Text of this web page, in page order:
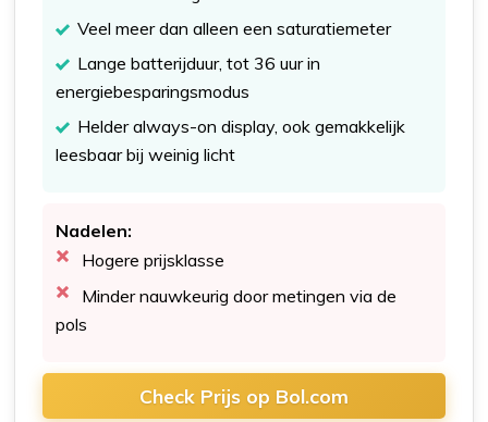
Veel meer dan alleen een saturatiemeter
Lange batterijduur, tot 36 uur in
energiebesparingsmodus
Helder always-on display, ook gemakkelijk
leesbaar bij weinig licht
Nadelen:
Hogere prijsklasse
Minder nauwkeurig door metingen via de
pols
Check Prijs op Bol.com